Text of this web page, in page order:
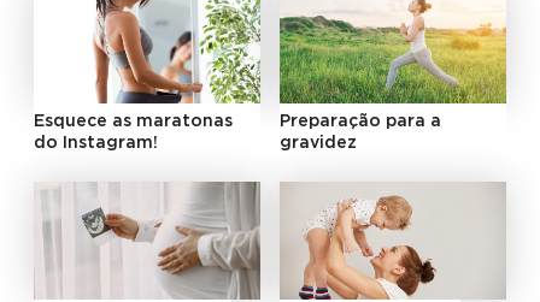
Esquece as maratonas
do Instagram!
Preparação para a
gravidez